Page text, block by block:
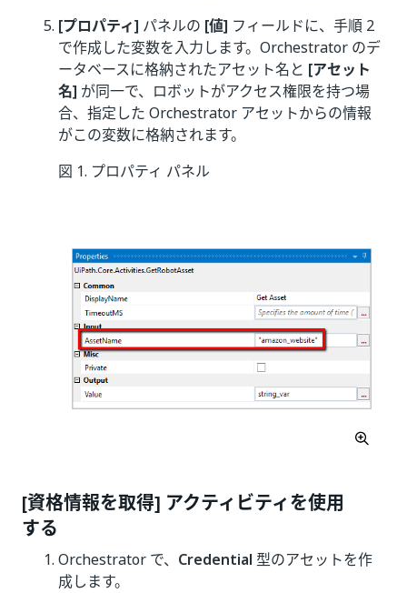
[プロパティ] パネルの [値] フィールドに、手順 2
で作成した変数を入力します。Orchestrator のデ
ータベースに格納されたアセット名と [アセット
名] が同一で、ロボットがアクセス権限を持つ場
合、指定した Orchestrator アセットからの情報
がこの変数に格納されます。
図 1. プロパティ パネル
[資格情報を取得] アクティビティを使用
する
Orchestrator で、 Credential 型のアセットを作
成します。